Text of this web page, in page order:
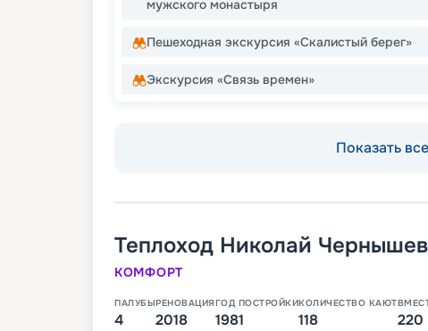
мужского монастыря
Пешеходная экскурсия «Скалистый берег»
Экскурсия «Связь времен»
Показать
Теплоход Николай
КОМФОРТ
ПАЛУБЫ
4
РЕНОВАЦИЯ
2018
ГОД ПОСТРОЙКИ
1981
КОЛИЧЕСТВО КАЮТ
118 220